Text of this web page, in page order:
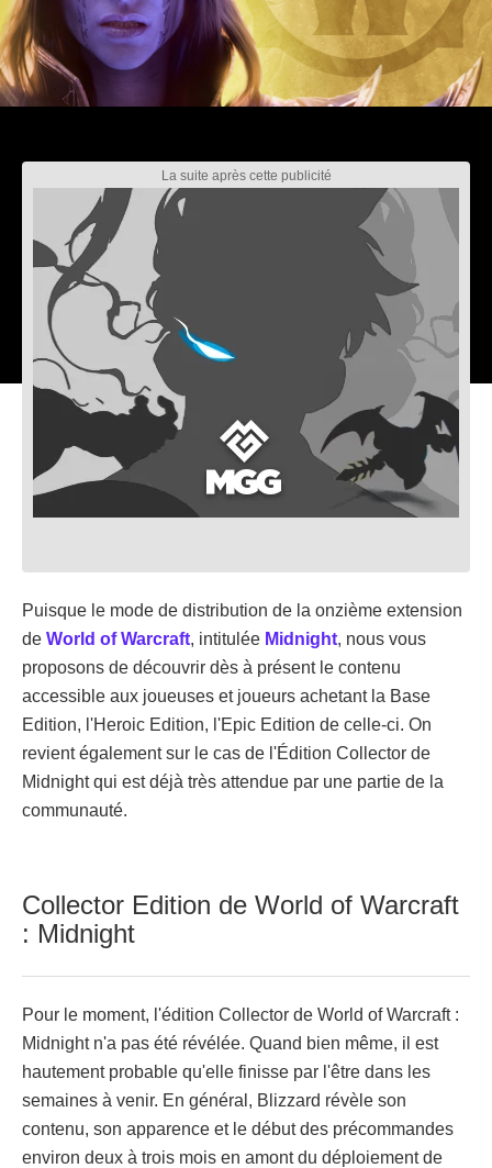
Puisque le mode de distribution de la onzième extension
de World of Warcraft, intitulée Midnight, nous vous
proposons de découvrir dès à présent le contenu
accessible aux joueuses et joueurs achetant la Base
Edition, l'Heroic Edition, l'Epic Edition de celle-ci. On
revient également sur le cas de l'Édition Collector de
Midnight qui est déjà très attendue par une partie de la
communauté.
Collector Edition de World of Warcraft
: Midnight
Pour le moment, l'édition Collector de World of Warcraft :
Midnight n'a pas été révélée. Quand bien même, il est
hautement probable qu'elle finisse par l'être dans les
semaines à venir. En général, Blizzard révèle son
contenu, son apparence et le début des précommandes
environ deux à trois mois en amont du déploiement de